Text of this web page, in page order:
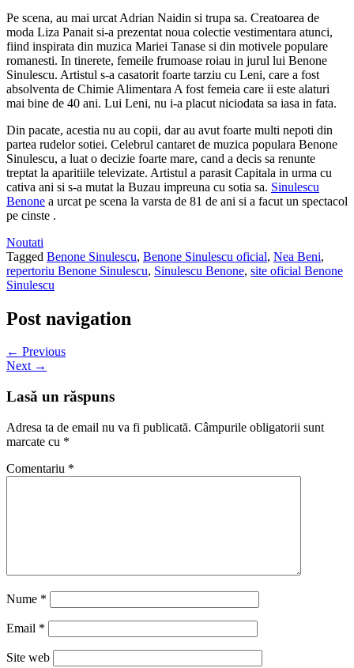
Pe scena, au mai urcat Adrian Naidin si trupa sa. Creatoarea de
moda Liza Panait si-a prezentat noua colectie vestimentara atunci,
fiind inspirata din muzica Mariei Tanase si din motivele populare
romanesti. In tinerete, femeile frumoase roiau in jurul lui Benone
Sinulescu. Artistul s-a casatorit foarte tarziu cu Leni, care a fost
absolventa de Chimie Alimentara A fost femeia care ii este alaturi
mai bine de 40 ani. Lui Leni, nu i-a placut niciodata sa iasa in fata.
Din pacate, acestia nu au copii, dar au avut foarte multi nepoti din
partea rudelor sotiei. Celebrul cantaret de muzica populara Benone
Sinulescu, a luat o decizie foarte mare, cand a decis sa renunte
treptat la aparitiile televizate. Artistul a parasit Capitala in urma cu
cativa ani si s-a mutat la Buzau impreuna cu sotia sa. Sinulescu
Benone a urcat pe scena la varsta de 81 de ani si a facut un spectacol
pe cinste .
Noutati
Tagged Benone Sinulescu, Benone Sinulescu oficial, Nea Beni,
repertoriu Benone Sinulescu, Sinulescu Benone, site oficial Benone
Sinulescu
Post navigation
← Previous
Next →
Lasă un răspuns
Adresa ta de email nu va fi publicată. Câmpurile obligatorii sunt
marcate cu *
Comentariu *
Nume *
Email *
Site web